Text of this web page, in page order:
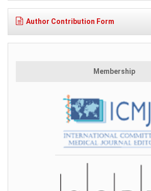
Author Contribution Form
Membership